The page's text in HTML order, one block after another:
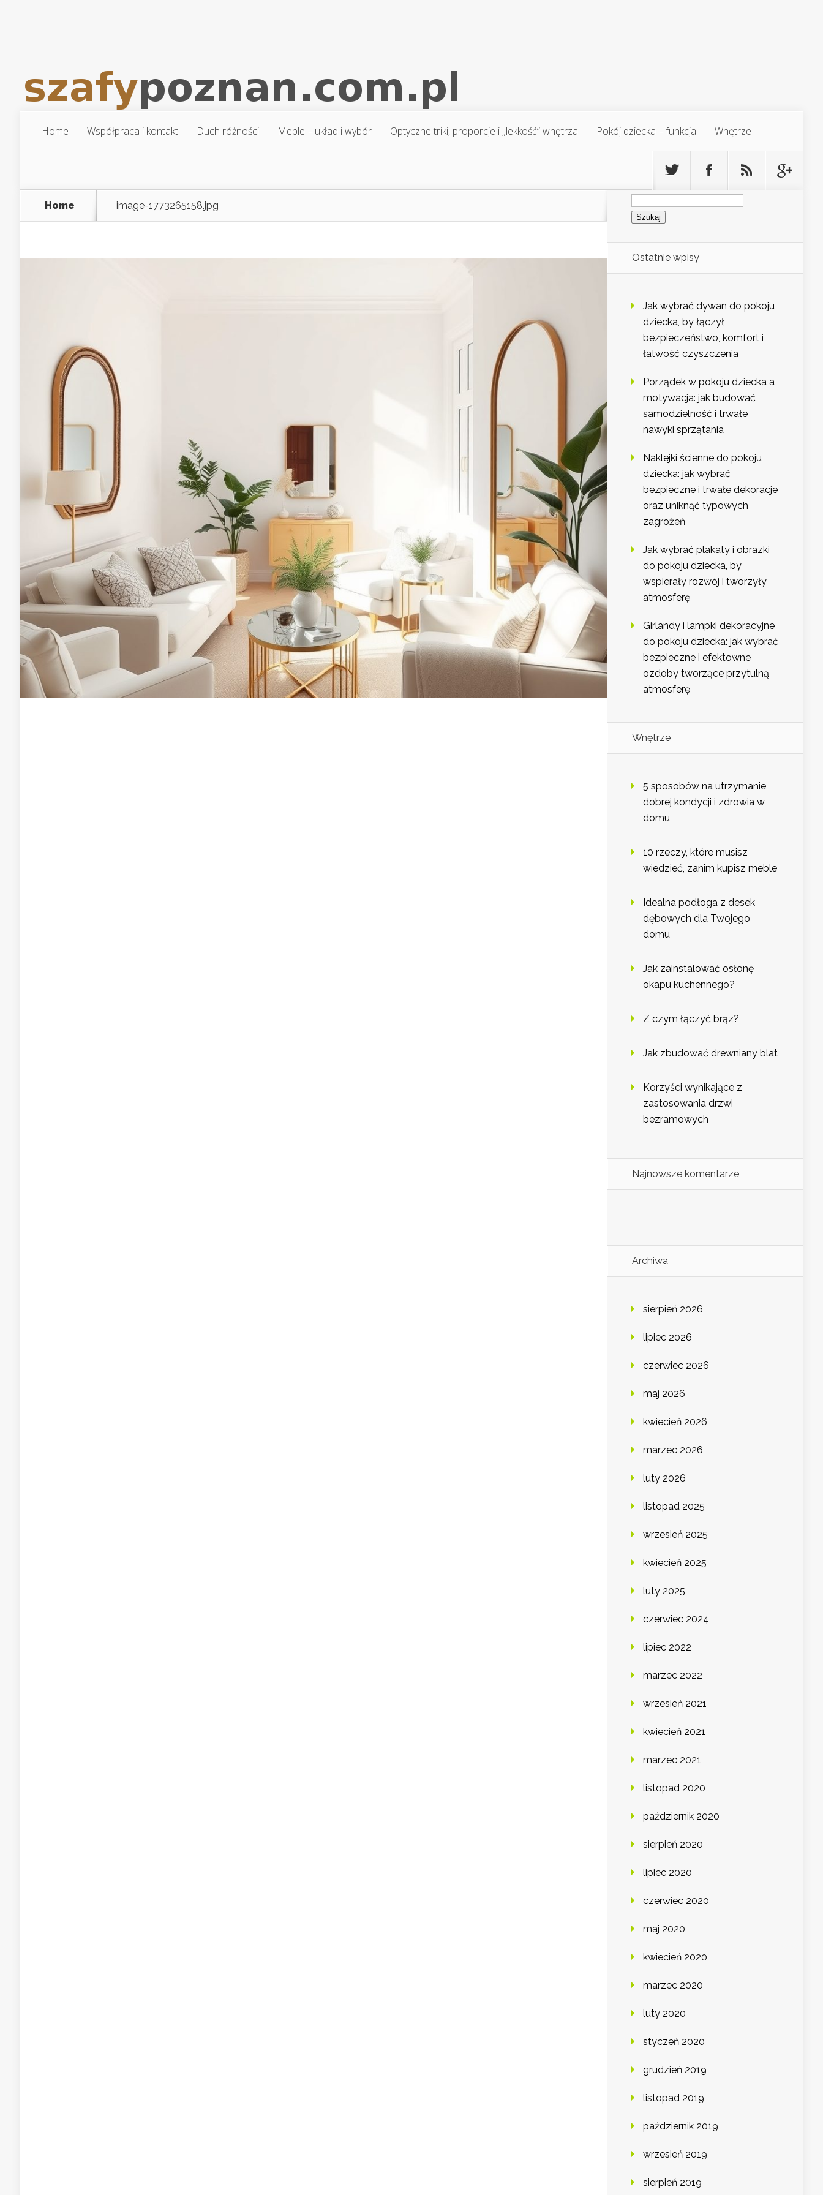
Home Współpraca i kontakt Duch różności Meble – układ i wybór Optyczne triki, proporcje i „lekkość” wnętrza Pokój dziecka – funkcja Wnętrze
Home image-1773265158.jpg
Szukaj:
Ostatnie wpisy
Jak wybrać dywan do pokoju
dziecka, by łączył
bezpieczeństwo, komfort i
łatwość czyszczenia
Porządek w pokoju dziecka a
motywacja: jak budować
samodzielność i trwałe
nawyki sprzątania
Naklejki ścienne do pokoju
dziecka: jak wybrać
bezpieczne i trwałe dekoracje
oraz uniknąć typowych
zagrożeń
Jak wybrać plakaty i obrazki
do pokoju dziecka, by
wspierały rozwój i tworzyły
atmosferę
Girlandy i lampki dekoracyjne
do pokoju dziecka: jak wybrać
bezpieczne i efektowne
ozdoby tworzące przytulną
atmosferę
Wnętrze
5 sposobów na utrzymanie
dobrej kondycji i zdrowia w
domu
10 rzeczy, które musisz
wiedzieć, zanim kupisz meble
Idealna podłoga z desek
dębowych dla Twojego
domu
Jak zainstalować osłonę
okapu kuchennego?
Z czym łączyć brąz?
Jak zbudować drewniany blat
Korzyści wynikające z
zastosowania drzwi
bezramowych
Najnowsze komentarze
Archiwa
sierpień 2026
lipiec 2026
czerwiec 2026
maj 2026
kwiecień 2026
marzec 2026
luty 2026
listopad 2025
wrzesień 2025
kwiecień 2025
luty 2025
czerwiec 2024
lipiec 2022
marzec 2022
wrzesień 2021
kwiecień 2021
marzec 2021
listopad 2020
październik 2020
sierpień 2020
lipiec 2020
czerwiec 2020
maj 2020
kwiecień 2020
marzec 2020
luty 2020
styczeń 2020
grudzień 2019
listopad 2019
październik 2019
wrzesień 2019
sierpień 2019